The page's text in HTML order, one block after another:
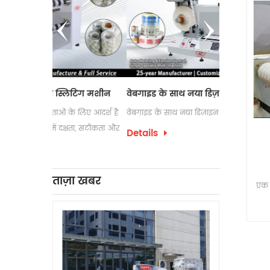
वेबगाइड के साथ नया डिज़ाइन लेबल काउंटर
वेबगाइड के साथ नया डिज़ाइन लेबल काउंटर
Details
लेबल
को अक्सर
ताज़ा खबर
एक